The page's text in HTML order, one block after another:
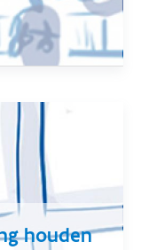
houden